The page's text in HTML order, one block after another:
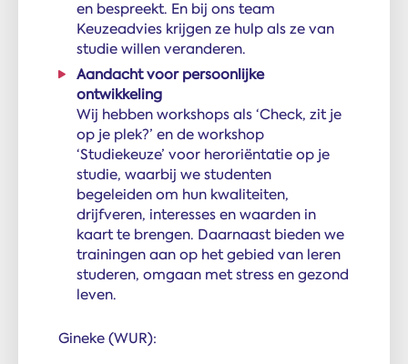
en bespreekt. En bij ons team
Keuzeadvies krijgen ze hulp als ze van
studie willen veranderen.
Aandacht voor persoonlijke
ontwikkeling
Wij hebben workshops als ‘Check, zit je
op je plek?’ en de workshop
‘Studiekeuze’ voor heroriëntatie op je
studie, waarbij we studenten
begeleiden om hun kwaliteiten,
drijfveren, interesses en waarden in
kaart te brengen. Daarnaast bieden we
trainingen aan op het gebied van leren
studeren, omgaan met stress en gezond
leven.
Gineke (WUR):